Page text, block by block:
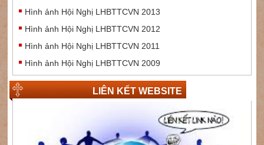
Hình ảnh Hội Nghị LHBTTCVN 2013
Hình ảnh Hội Nghị LHBTTCVN 2012
Hình ảnh Hội Nghị LHBTTCVN 2011
Hình ảnh Hội Nghị LHBTTCVN 2009
LIÊN KẾT WEBSITE